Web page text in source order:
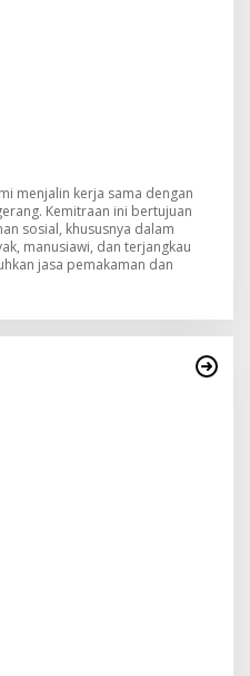
menjalin kerja sama dengan
Kemitraan ini bertujuan
sosial, khususnya dalam
manusiawi, dan terjangkau
jasa pemakaman dan